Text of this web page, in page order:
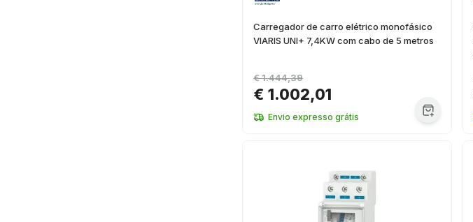
Carregador de carro elétrico monofásico
VIARIS UNI+ 7,4KW com cabo de 5 metros
€ 1.002,01
€ 1.444,39
Envio expresso grátis